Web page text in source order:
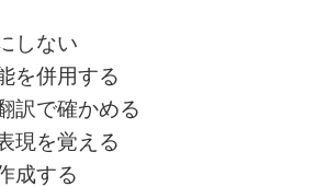
しない
を併用する
訳で確かめる
現を覚える
成する